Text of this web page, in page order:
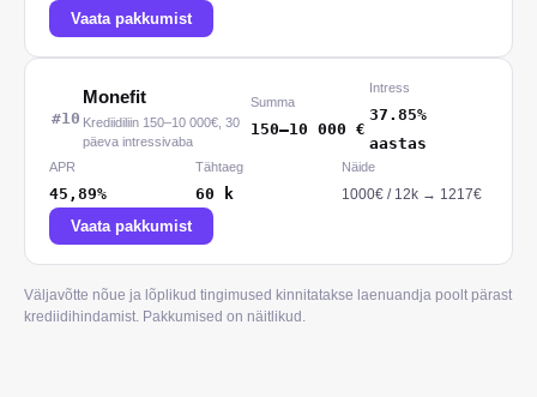
Vaata pakkumist
#10
Monefit
Krediidiliin 150–10 000€, 30
päeva intressivaba
Summa
150–10 000 €
Intress
37.85%
aastas
APR
45,89%
Tähtaeg
60 k
Näide
1000€ / 12 k → 1217€
Vaata pakkumist
Väljavõtte nõue ja lõplikud tingimused kinnitatakse laenuandja poolt pärast
krediidihindamist. Pakkumised on näitlikud.